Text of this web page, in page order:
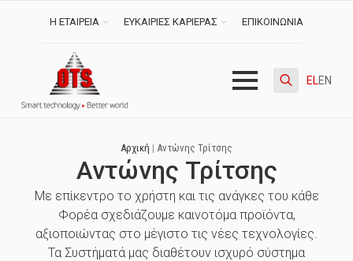
Η ΕΤΑΙΡΕΙΑ ΕΥΚΑΙΡΙΕΣ ΚΑΡΙΕΡΑΣ ΕΠΙΚΟΙΝΩΝΙΑ
ELEN
Αρχική | Αντώνης Τρίτσης
Αντώνης Τρίτσης
Με επίκεντρο το χρήστη και τις ανάγκες του κάθε
Φορέα σχεδιάζουμε καινοτόμα προϊόντα,
αξιοποιώντας στο μέγιστο τις νέες τεχνολογίες.
Τα Συστήματά μας διαθέτουν ισχυρό σύστημα